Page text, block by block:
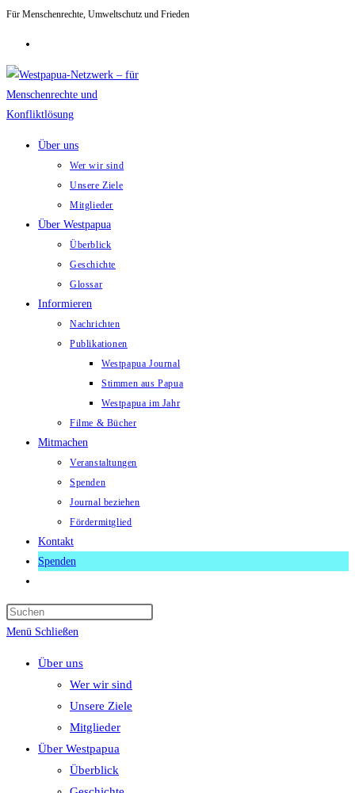
Zum
Für Menschenrechte, Umweltschutz und Frieden
Über uns
Wer wir sind
Unsere Ziele
Mitglieder
Über Westpapua
Überblick
Geschichte
Glossar
Informieren
Nachrichten
Publikationen
Westpapua Journal
Stimmen aus Papua
Westpapua im Jahr
Filme & Bücher
Mitmachen
Veranstaltungen
Spenden
Journal beziehen
Fördermitglied
Kontakt
Spenden
umschalten
Menü Schließen
Über uns
Wer wir sind
Unsere Ziele
Mitglieder
Über Westpapua
Überblick